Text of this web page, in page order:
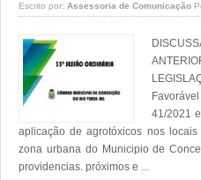
Escrito por: Assessoria de Comunicação
41/2021
aplicação de agrotóxicos nos
zona urbana do Municipio de
providencias. próximos e ...